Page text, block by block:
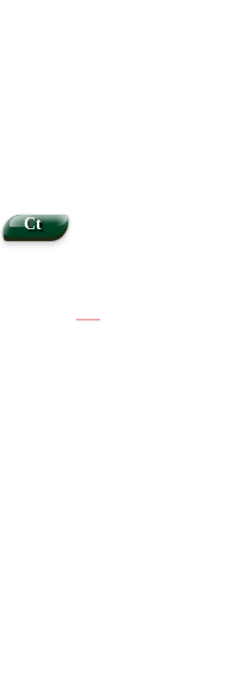
Ct
|
|